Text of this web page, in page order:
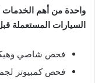
واحدة من أهم
السيارات المستعملة
فحص شاصي
فحص كمبيوتر